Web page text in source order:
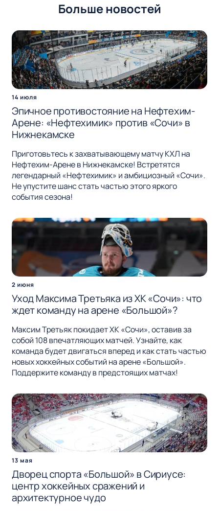
Больше новостей
14 июля
Эпичное противостояние на Нефтехим-
Арене: «Нефтехимик» против «Сочи» в
Нижнекамске
Приготовьтесь к захватывающему матчу КХЛ на
Нефтехим-Арене в Нижнекамске! Встретятся
легендарный «Нефтехимик» и амбициозный «Сочи».
Не упустите шанс стать частью этого яркого
события сезона!
2 июня
Уход Максима Третьяка из ХК «Сочи»: что
ждет команду на арене «Большой»?
Максим Третьяк покидает ХК «Сочи», оставив за
собой 108 впечатляющих матчей. Узнайте, как
команда будет двигаться вперед и как стать частью
новых хоккейных событий на арене «Большой».
Поддержите команду в предстоящих матчах!
13 мая
Дворец спорта «Большой» в Сириусе:
центр хоккейных сражений и
архитектурное чудо